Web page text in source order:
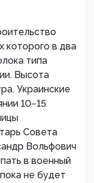
которого в два
типа
Высота
Украинские
10−15
Совета
Вольфович
в военный
не будет